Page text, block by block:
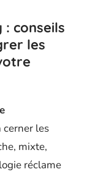
conseils
les
cerner les
mixte,
réclame